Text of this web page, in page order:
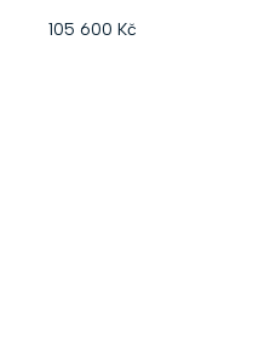
105 600 Kč